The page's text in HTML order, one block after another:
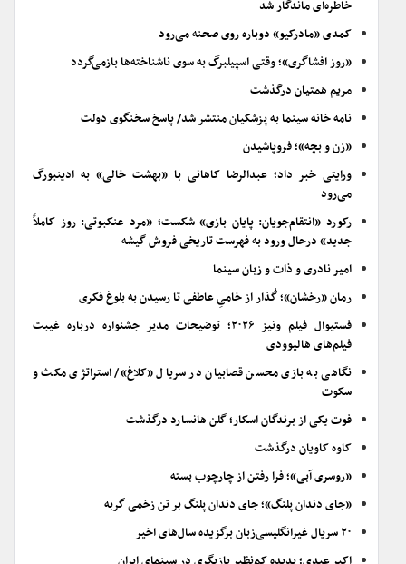
خاطره‌ای ماندگار شد
کمدی «مادرکیو» دوباره روی صحنه می‌رود
«روز افشاگری»؛ وقتی اسپیلبرگ به سوی ناشناخته‌ها بازمی‌گردد
مریم همتیان درگذشت
نامه خانه سینما به پزشکیان منتشر شد/ پاسخ سخنگوی دولت
«زن و بچه»؛ فروپاشیدن
ورایتی خبر داد؛ عبدالرضا کاهانی با «بهشت خالی» به ادینبورگ
می‌رود
رکورد «انتقام‌جویان: پایان بازی» شکست؛ «مرد عنکبوتی: روز کاملاً
جدید» درحال ورود به فهرست تاریخی فروش گیشه
امیر نادری و ذات و زبان سینما
رمان «رخشان»؛ گُذار از خامیِ عاطفی تا رسیدن به بلوغ فکری
فستیوال فیلم ونیز ۲۰۲۶؛ توضیحات مدیر جشنواره درباره غیبت
فیلم‌های هالیوودی
نگاهی به بازی محسن قصابیان در سریال «کلاغ»/ استراتژی مکث و
سکوت
فوت یکی از برندگان اسکار؛ گلن هانسارد درگذشت
کاوه کاویان درگذشت
«روسری آبی»؛ فرا رفتن از چارچوب بسته
«جای دندان پلنگ»؛ جای دندان پلنگ بر تن زخمی گربه
۲۰ سریال غیرانگلیسی‌زبان برگزیده سال‌های اخیر